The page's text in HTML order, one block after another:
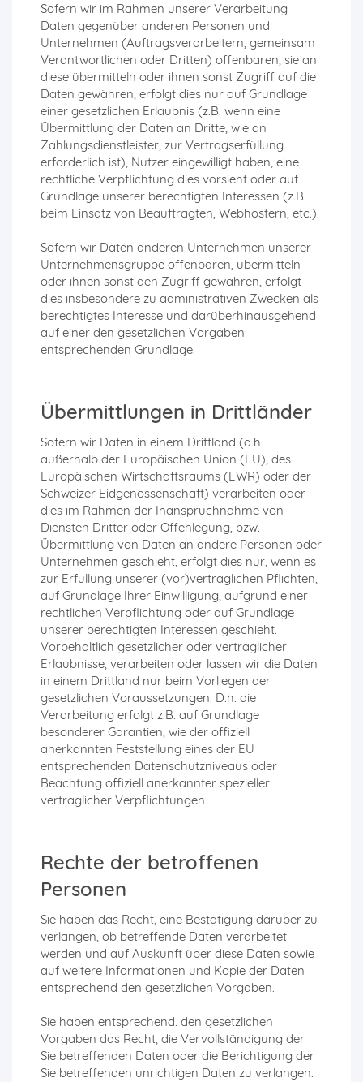
Sofern wir im Rahmen unserer Verarbeitung
Daten gegenüber anderen Personen und
Unternehmen (Auftragsverarbeitern, gemeinsam
Verantwortlichen oder Dritten) offenbaren, sie an
diese übermitteln oder ihnen sonst Zugriff auf die
Daten gewähren, erfolgt dies nur auf Grundlage
einer gesetzlichen Erlaubnis (z.B. wenn eine
Übermittlung der Daten an Dritte, wie an
Zahlungsdienstleister, zur Vertragserfüllung
erforderlich ist), Nutzer eingewilligt haben, eine
rechtliche Verpflichtung dies vorsieht oder auf
Grundlage unserer berechtigten Interessen (z.B.
beim Einsatz von Beauftragten, Webhostern, etc.).
Sofern wir Daten anderen Unternehmen unserer
Unternehmensgruppe offenbaren, übermitteln
oder ihnen sonst den Zugriff gewähren, erfolgt
dies insbesondere zu administrativen Zwecken als
berechtigtes Interesse und darüberhinausgehend
auf einer den gesetzlichen Vorgaben
entsprechenden Grundlage.
Übermittlungen in Drittländer
Sofern wir Daten in einem Drittland (d.h.
außerhalb der Europäischen Union (EU), des
Europäischen Wirtschaftsraums (EWR) oder der
Schweizer Eidgenossenschaft) verarbeiten oder
dies im Rahmen der Inanspruchnahme von
Diensten Dritter oder Offenlegung, bzw.
Übermittlung von Daten an andere Personen oder
Unternehmen geschieht, erfolgt dies nur, wenn es
zur Erfüllung unserer (vor)vertraglichen Pflichten,
auf Grundlage Ihrer Einwilligung, aufgrund einer
rechtlichen Verpflichtung oder auf Grundlage
unserer berechtigten Interessen geschieht.
Vorbehaltlich gesetzlicher oder vertraglicher
Erlaubnisse, verarbeiten oder lassen wir die Daten
in einem Drittland nur beim Vorliegen der
gesetzlichen Voraussetzungen. D.h. die
Verarbeitung erfolgt z.B. auf Grundlage
besonderer Garantien, wie der offiziell
anerkannten Feststellung eines der EU
entsprechenden Datenschutzniveaus oder
Beachtung offiziell anerkannter spezieller
vertraglicher Verpflichtungen.
Rechte der betroffenen
Personen
Sie haben das Recht, eine Bestätigung darüber zu
verlangen, ob betreffende Daten verarbeitet
werden und auf Auskunft über diese Daten sowie
auf weitere Informationen und Kopie der Daten
entsprechend den gesetzlichen Vorgaben.
Sie haben entsprechend. den gesetzlichen
Vorgaben das Recht, die Vervollständigung der
Sie betreffenden Daten oder die Berichtigung der
Sie betreffenden unrichtigen Daten zu verlangen.